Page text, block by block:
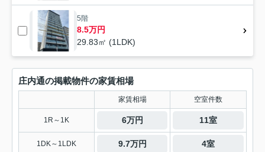
5階
8.5万円
29.83㎡ (1LDK)
庄内通の掲載物件の家賃相場
家賃相場 空室件数
1R～1K 6万円 11室
1DK～1LDK 9.7万円 4室